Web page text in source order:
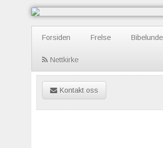
Forsiden Frelse
Nettkirke
Kontakt oss